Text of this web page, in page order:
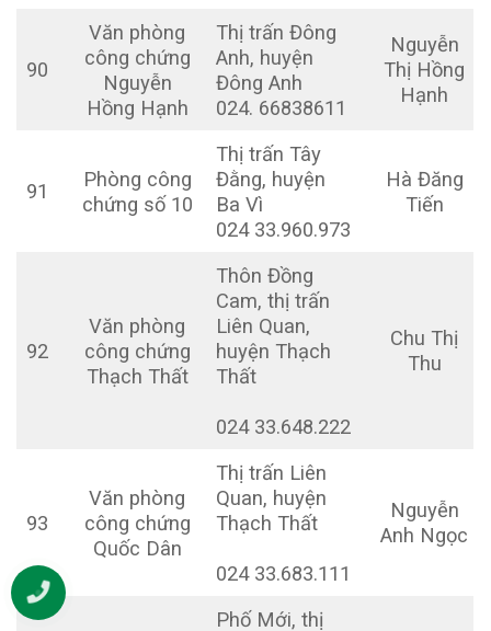
90
Văn phòng
công chứng
Nguyễn
Hồng Hạnh
Thị trấn Đông
Anh, huyện
Đông Anh
024. 66838611
Nguyễn
Thị Hồng
Hạnh
91
Phòng công
chứng số 10
Thị trấn Tây
Đằng, huyện
Ba Vì
024 33.960.973
Hà Đăng
Tiến
92
Văn phòng
công chứng
Thạch Thất
Thôn Đồng
Cam, thị trấn
Liên Quan,
huyện Thạch
Thất
024 33.648.222
Chu Thị
Thu
93
Văn phòng
công chứng
Quốc Dân
Thị trấn Liên
Quan, huyện
Thạch Thất
024 33.683.111
Nguyễn
Anh Ngọc
Phố Mới, thị